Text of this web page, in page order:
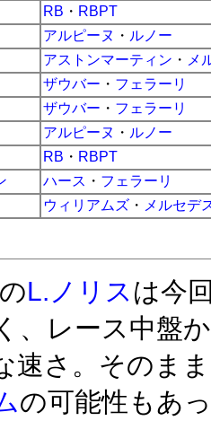
RB ・ RBPT
アルピーヌ ・ ルノー
アストンマーティン ・ メ
ザウバー ・ フェラーリ
ザウバー ・ フェラーリ
アルピーヌ ・ ルノー
RB ・ RBPT
ハース ・ フェラーリ
ウィリアムズ ・ メルセデ
L.ノリス は今
、レース中盤
速さ。そのまま
の可能性もあ